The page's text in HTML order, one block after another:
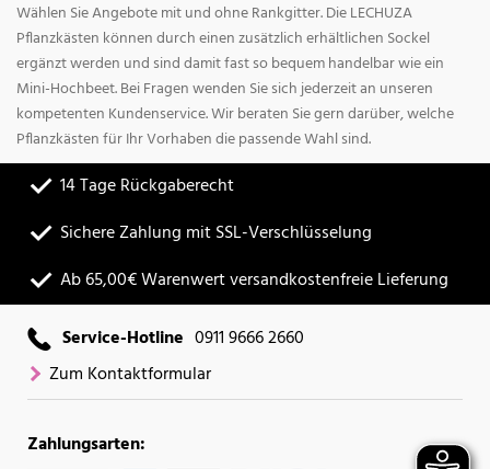
Wählen Sie Angebote mit und ohne Rankgitter. Die LECHUZA
Pflanzkästen können durch einen zusätzlich erhältlichen Sockel
ergänzt werden und sind damit fast so bequem handelbar wie ein
Mini-Hochbeet. Bei Fragen wenden Sie sich jederzeit an unseren
kompetenten Kundenservice. Wir beraten Sie gern darüber, welche
Pflanzkästen für Ihr Vorhaben die passende Wahl sind.
14 Tage Rückgaberecht
Sichere Zahlung mit SSL-Verschlüsselung
Ab 65,00€ Warenwert versandkostenfreie Lieferung
Service-Hotline 0911 9666 2660
Zum Kontaktformular
Zahlungsarten: